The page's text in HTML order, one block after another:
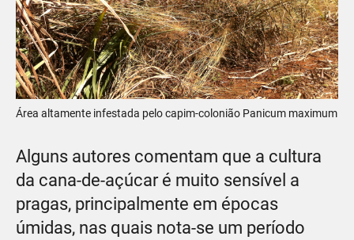
Área altamente infestada pelo capim-colonião Panicum maximum
Alguns autores comentam que a cultura
da cana-de-açúcar é muito sensível a
pragas, principalmente em épocas
úmidas, nas quais nota-se um período